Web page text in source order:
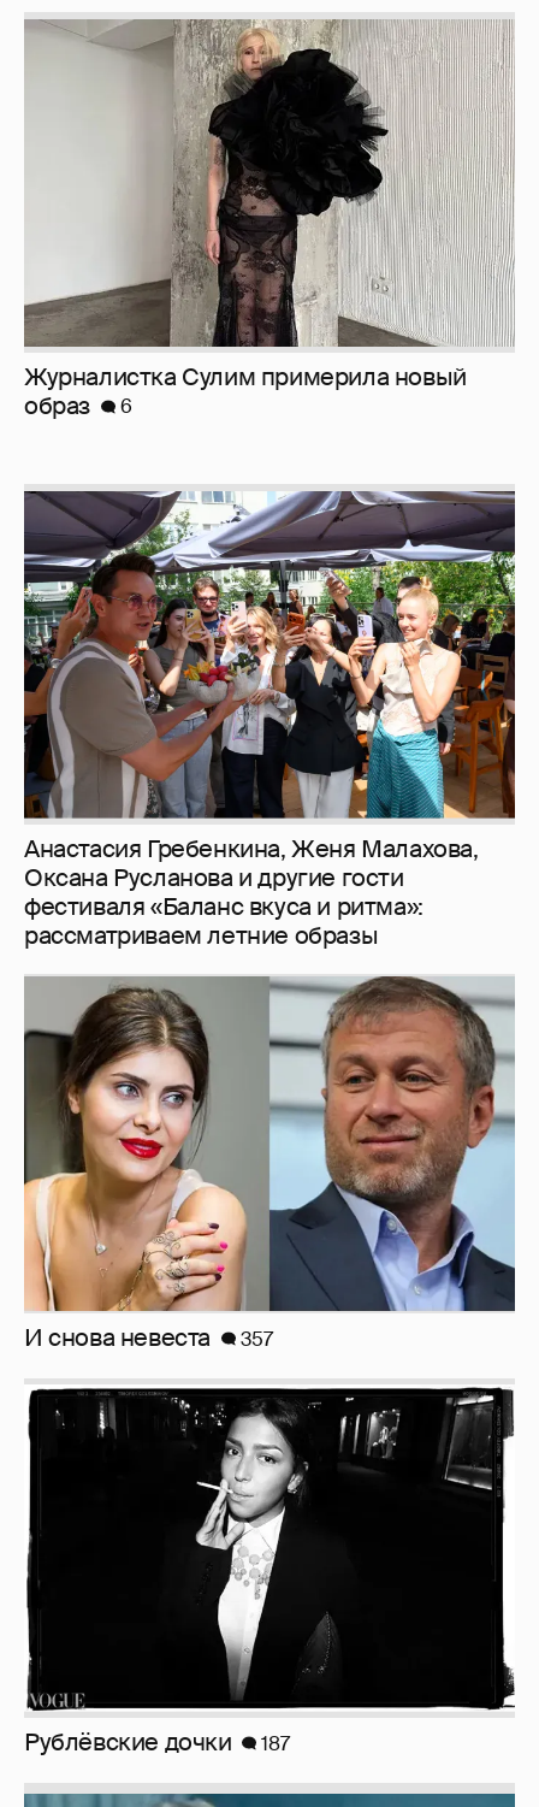
Журналистка Сулим примерила новый
Анастасия Гребенкина, Женя Малахова,
Оксана Русланова и другие гости
фестиваля «Баланс вкуса и ритма»:
рассматриваем летние образы
И снова невеста 357
Рублёвские дочки 187